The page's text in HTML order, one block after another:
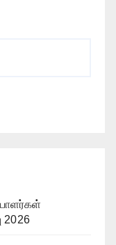
2026